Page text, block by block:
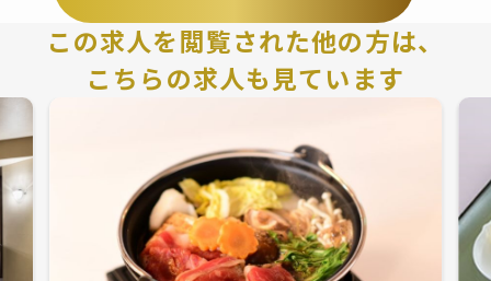
この求人を閲覧された他の方は、
こちらの求人も見ています